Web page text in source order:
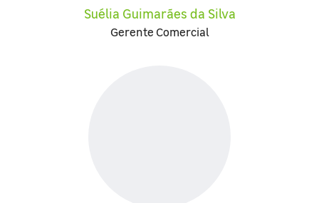
Suélia Guimarães da Silva
Gerente Comercial